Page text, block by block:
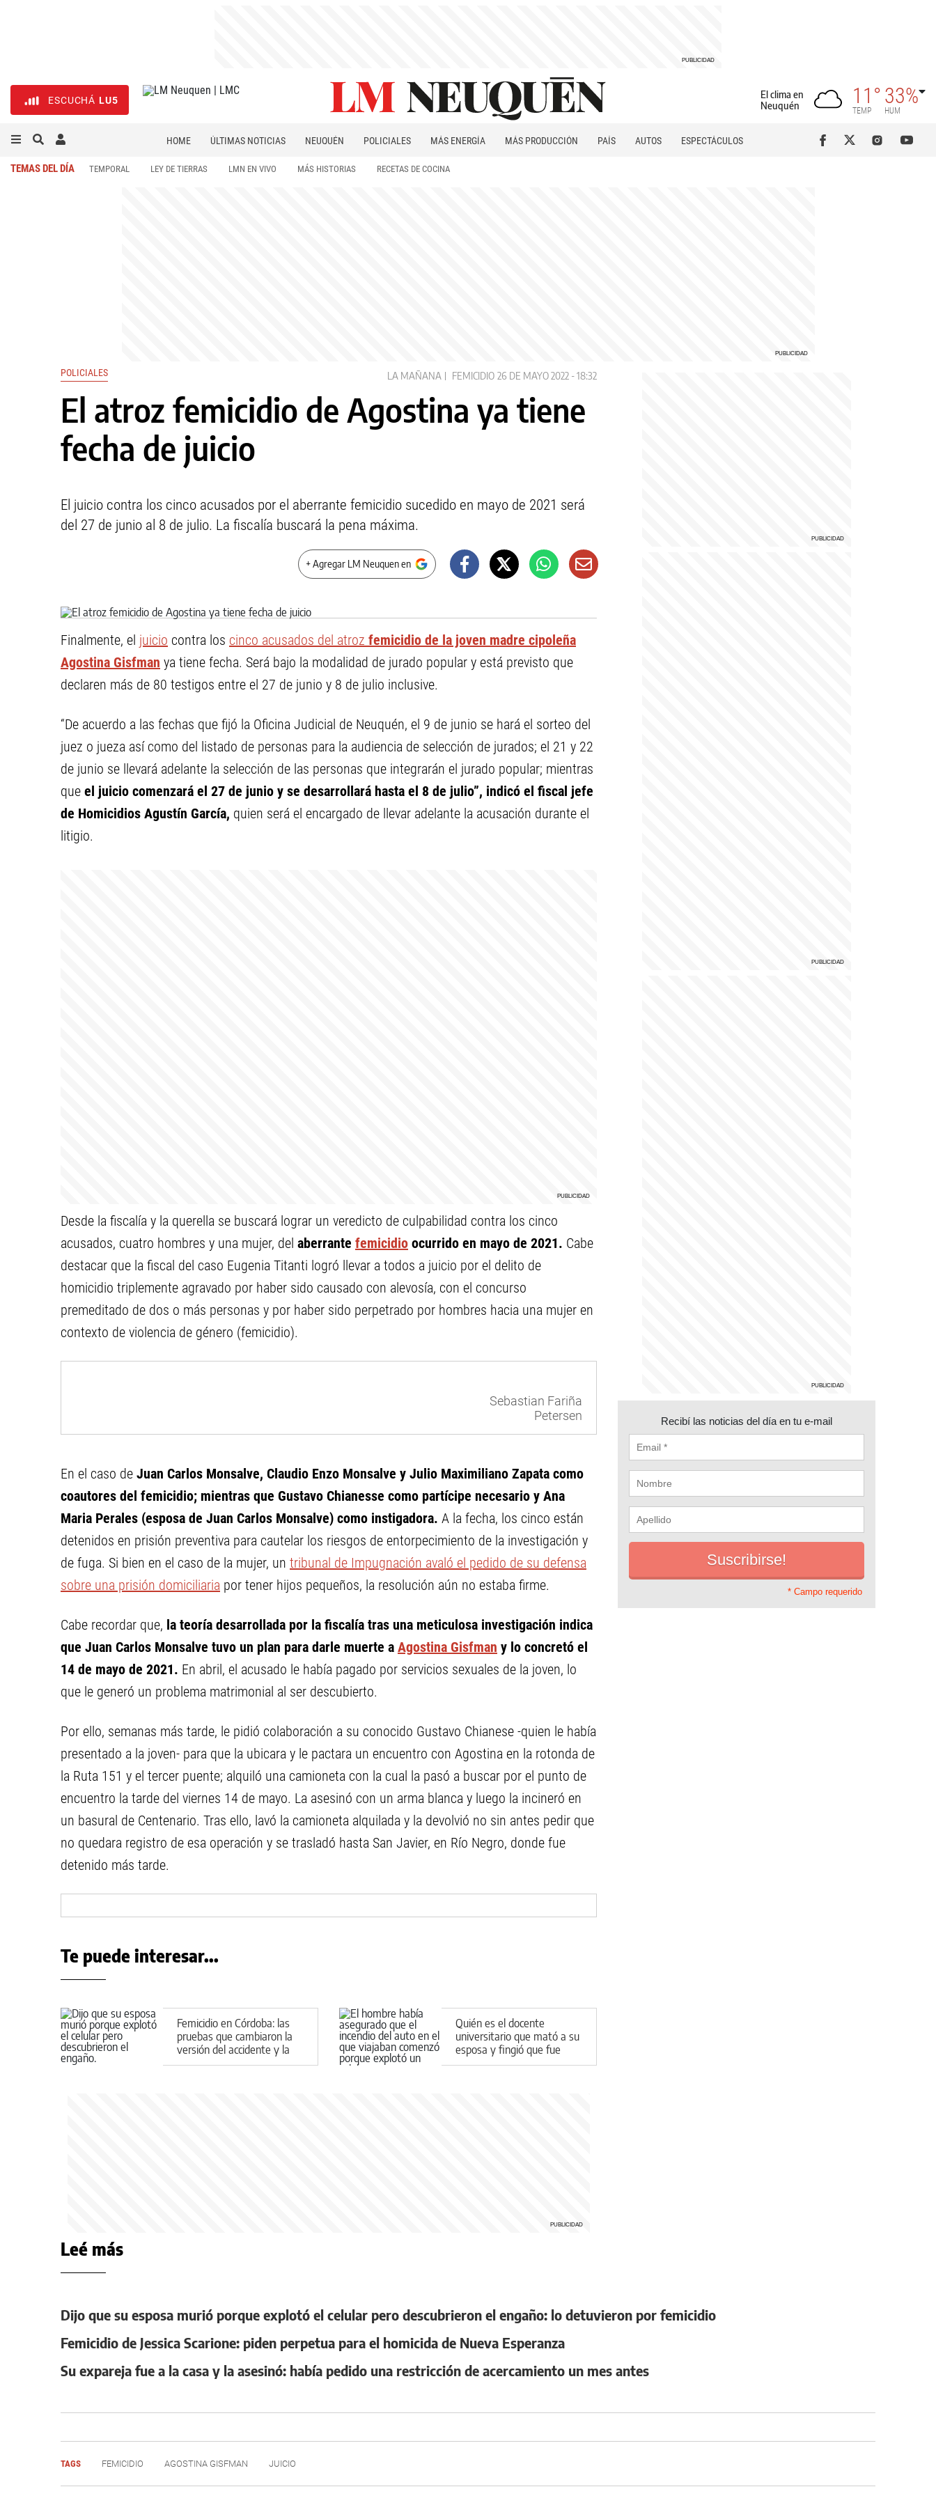
ESCUCHÁ LU5
El clima en
Neuquén
11°
TEMP
33%
HUM
HOME ÚLTIMAS NOTICIAS NEUQUÉN POLICIALES MÁS ENERGÍA MÁS PRODUCCIÓN PAÍS AUTOS
ESPECTÁCULOS
TEMAS DEL DÍA TEMPORAL LEY DE TIERRAS LMN EN VIVO MÁS HISTORIAS RECETAS DE COCINA
POLICIALES LA MAÑANA FEMICIDIO 26 DE MAYO 2022 - 18:32
El atroz femicidio de Agostina ya tiene
fecha de juicio
El juicio contra los cinco acusados por el aberrante femicidio sucedido en mayo de 2021 será
del 27 de junio al 8 de julio. La fiscalía buscará la pena máxima.
+ Agregar LM Neuquen en
Finalmente, el juicio contra los cinco acusados del atroz femicidio de la joven madre cipoleña
Agostina Gisfman ya tiene fecha. Será bajo la modalidad de jurado popular y está previsto que
declaren más de 80 testigos entre el 27 de junio y 8 de julio inclusive.
“De acuerdo a las fechas que fijó la Oficina Judicial de Neuquén, el 9 de junio se hará el sorteo del
juez o jueza así como del listado de personas para la audiencia de selección de jurados; el 21 y 22
de junio se llevará adelante la selección de las personas que integrarán el jurado popular; mientras
que el juicio comenzará el 27 de junio y se desarrollará hasta el 8 de julio”, indicó el fiscal jefe
de Homicidios Agustín García, quien será el encargado de llevar adelante la acusación durante el
litigio.
Desde la fiscalía y la querella se buscará lograr un veredicto de culpabilidad contra los cinco
acusados, cuatro hombres y una mujer, del aberrante femicidio ocurrido en mayo de 2021. Cabe
destacar que la fiscal del caso Eugenia Titanti logró llevar a todos a juicio por el delito de
homicidio triplemente agravado por haber sido causado con alevosía, con el concurso
premeditado de dos o más personas y por haber sido perpetrado por hombres hacia una mujer en
contexto de violencia de género (femicidio).
Sebastian Fariña
Petersen
En el caso de Juan Carlos Monsalve, Claudio Enzo Monsalve y Julio Maximiliano Zapata como
coautores del femicidio; mientras que Gustavo Chianesse como partícipe necesario y Ana
Maria Perales (esposa de Juan Carlos Monsalve) como instigadora. A la fecha, los cinco están
detenidos en prisión preventiva para cautelar los riesgos de entorpecimiento de la investigación y
de fuga. Si bien en el caso de la mujer, un tribunal de Impugnación avaló el pedido de su defensa
sobre una prisión domiciliaria por tener hijos pequeños, la resolución aún no estaba firme.
Cabe recordar que, la teoría desarrollada por la fiscalía tras una meticulosa investigación indica
que Juan Carlos Monsalve tuvo un plan para darle muerte a Agostina Gisfman y lo concretó el
14 de mayo de 2021. En abril, el acusado le había pagado por servicios sexuales de la joven, lo
que le generó un problema matrimonial al ser descubierto.
Por ello, semanas más tarde, le pidió colaboración a su conocido Gustavo Chianese -quien le había
presentado a la joven- para que la ubicara y le pactara un encuentro con Agostina en la rotonda de
la Ruta 151 y el tercer puente; alquiló una camioneta con la cual la pasó a buscar por el punto de
encuentro la tarde del viernes 14 de mayo. La asesinó con un arma blanca y luego la incineró en
un basural de Centenario. Tras ello, lavó la camioneta alquilada y la devolvió no sin antes pedir que
no quedara registro de esa operación y se trasladó hasta San Javier, en Río Negro, donde fue
detenido más tarde.
Te puede interesar...
Femicidio en Córdoba: las
pruebas que cambiaron la
versión del accidente y la
explosión del celular
Quién es el docente
universitario que mató a su
esposa y fingió que fue
víctima de una explosión
Recibí las noticias del día en tu e-mail
* Campo requerido
Leé más
Dijo que su esposa murió porque explotó el celular pero descubrieron el engaño: lo detuvieron por femicidio
Femicidio de Jessica Scarione: piden perpetua para el homicida de Nueva Esperanza
Su expareja fue a la casa y la asesinó: había pedido una restricción de acercamiento un mes antes
TAGS FEMICIDIO AGOSTINA GISFMAN JUICIO